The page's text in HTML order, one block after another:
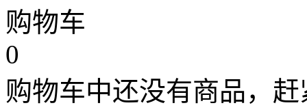
购物车
0
购物车中还没有商品，